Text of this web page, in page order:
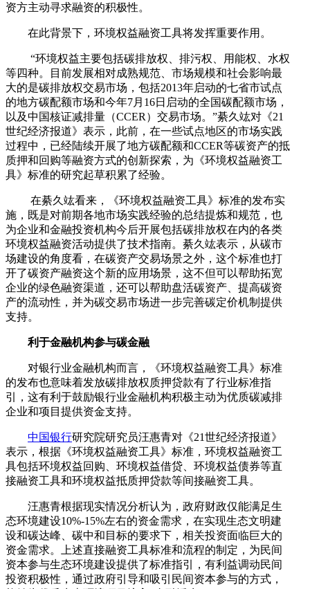
资方主动寻求融资的积极性。
在此背景下，环境权益融资工具将发挥重要作用。
“环境权益主要包括碳排放权、排污权、用能权、水权
等四种。目前发展相对成熟规范、市场规模和社会影响最
大的是碳排放权交易市场，包括2013年启动的七省市试点
的地方碳配额市场和今年7月16日启动的全国碳配额市场，
以及中国核证减排量（CCER）交易市场。”綦久竑对《21
世纪经济报道》表示，此前，在一些试点地区的市场实践
过程中，已经陆续开展了地方碳配额和CCER等碳资产的抵
质押和回购等融资方式的创新探索，为《环境权益融资工
具》标准的研究起草积累了经验。
在綦久竑看来，《环境权益融资工具》标准的发布实
施，既是对前期各地市场实践经验的总结提炼和规范，也
为企业和金融投资机构今后开展包括碳排放权在内的各类
环境权益融资活动提供了技术指南。綦久竑表示，从碳市
场建设的角度看，在碳资产交易场景之外，这个标准也打
开了碳资产融资这个新的应用场景，这不但可以帮助拓宽
企业的绿色融资渠道，还可以帮助盘活碳资产、提高碳资
产的流动性，并为碳交易市场进一步完善碳定价机制提供
支持。
利于金融机构参与碳金融
对银行业金融机构而言，《环境权益融资工具》标准
的发布也意味着发放碳排放权质押贷款有了行业标准指
引，这有利于鼓励银行业金融机构积极主动为优质碳减排
企业和项目提供资金支持。
中国银行研究院研究员汪惠青对《21世纪经济报道》
表示，根据《环境权益融资工具》标准，环境权益融资工
具包括环境权益回购、环境权益借贷、环境权益债券等直
接融资工具和环境权益抵质押贷款等间接融资工具。
汪惠青根据现实情况分析认为，政府财政仅能满足生
态环境建设10%-15%左右的资金需求，在实现生态文明建
设和碳达峰、碳中和目标的要求下，相关投资面临巨大的
资金需求。上述直接融资工具标准和流程的制定，为民间
资本参与生态环境建设提供了标准指引，有利益调动民间
投资积极性，通过政府引导和吸引民间资本参与的方式，